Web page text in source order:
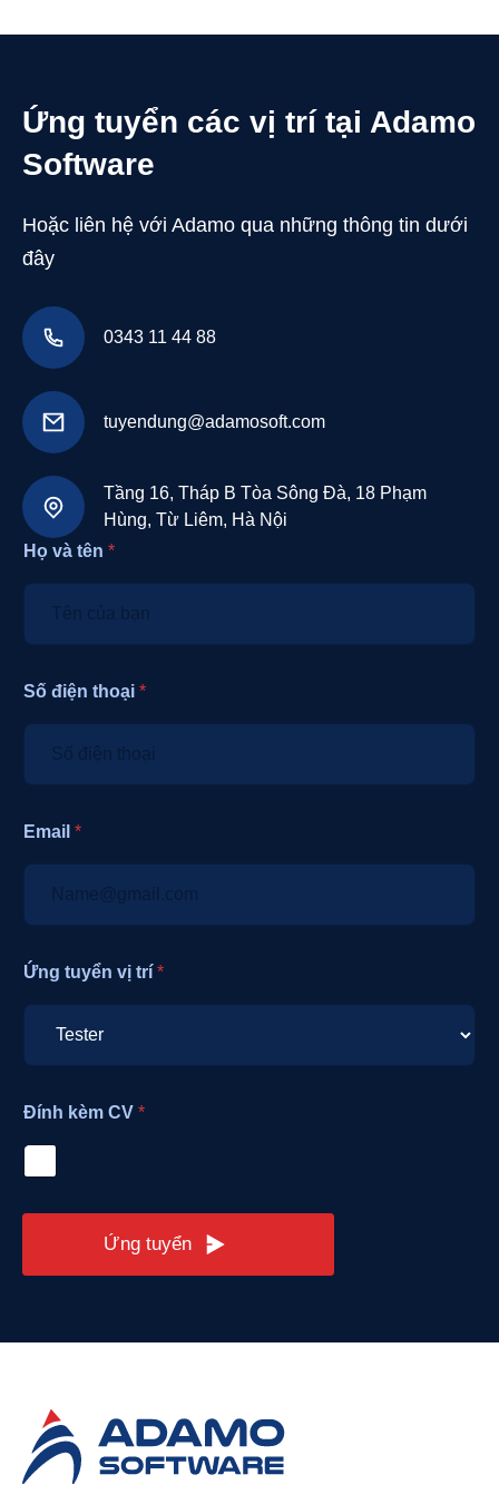
Ứng tuyển các vị trí tại Adamo
Software
Hoặc liên hệ với Adamo qua những thông tin dưới
đây
0343 11 44 88
tuyendung@adamosoft.com
Tầng 16, Tháp B Tòa Sông Đà, 18 Phạm
Hùng, Từ Liêm, Hà Nội
Họ và tên *
Số điện thoại *
Email *
Ứng tuyển vị trí *
Đính kèm CV *
Ứng tuyển